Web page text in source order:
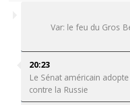
Var: le feu du Gros
20:23
Le Sénat américain
contre la Russie